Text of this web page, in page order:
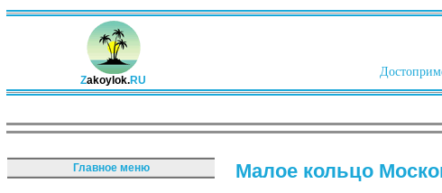
Zakoylok.RU
Главное меню Малое кольцо